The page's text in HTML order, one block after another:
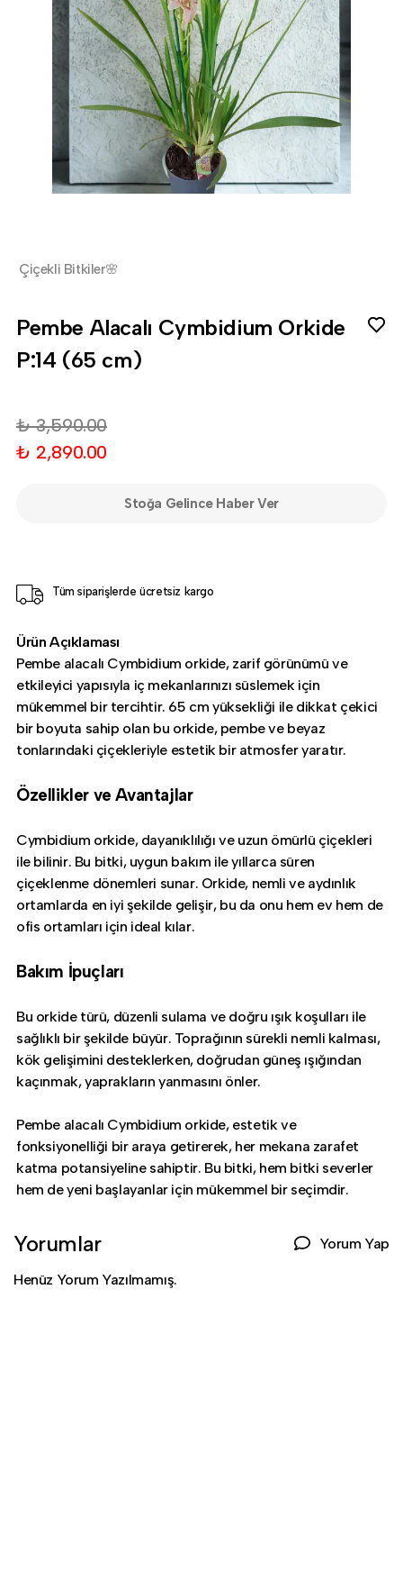
Çiçekli Bitkiler🌸
Pembe Alacalı Cymbidium Orkide
P:14 (65 cm)
₺ 3,590.00
₺ 2,890.00
Stoğa Gelince Haber Ver
Tüm siparişlerde ücretsiz kargo
Ürün Açıklaması
Pembe alacalı Cymbidium orkide, zarif görünümü ve
etkileyici yapısıyla iç mekanlarınızı süslemek için
mükemmel bir tercihtir. 65 cm yüksekliği ile dikkat çekici
bir boyuta sahip olan bu orkide, pembe ve beyaz
tonlarındaki çiçekleriyle estetik bir atmosfer yaratır.
Özellikler ve Avantajlar
Cymbidium orkide, dayanıklılığı ve uzun ömürlü çiçekleri
ile bilinir. Bu bitki, uygun bakım ile yıllarca süren
çiçeklenme dönemleri sunar. Orkide, nemli ve aydınlık
ortamlarda en iyi şekilde gelişir, bu da onu hem ev hem de
ofis ortamları için ideal kılar.
Bakım İpuçları
Bu orkide türü, düzenli sulama ve doğru ışık koşulları ile
sağlıklı bir şekilde büyür. Toprağının sürekli nemli kalması,
kök gelişimini desteklerken, doğrudan güneş ışığından
kaçınmak, yaprakların yanmasını önler.
Pembe alacalı Cymbidium orkide, estetik ve
fonksiyonelliği bir araya getirerek, her mekana zarafet
katma potansiyeline sahiptir. Bu bitki, hem bitki severler
hem de yeni başlayanlar için mükemmel bir seçimdir.
Yorumlar Yorum Yap
Henüz Yorum Yazılmamış.